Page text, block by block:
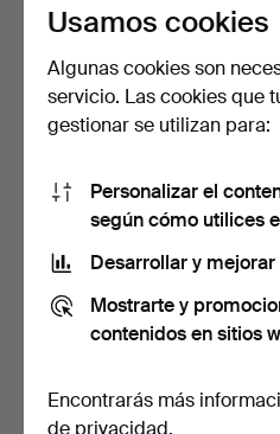
PALOS PARA VELOS, un
par, plata, peso brut…
Subastado 2 jul 2017
43 USD
Usamos cookies
Algunas cookies son
servicio. Las cookies que
gestionar se utilizan para:
Personalizar el
según cómo utilices
Desarrollar y
Mostrarte y
contenidos en sitios
Encontrarás más
de privacidad.